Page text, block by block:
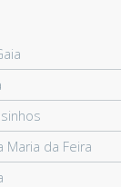
Maria da Feira